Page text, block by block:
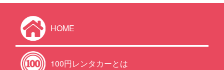
HOME
100円レンタカーとは